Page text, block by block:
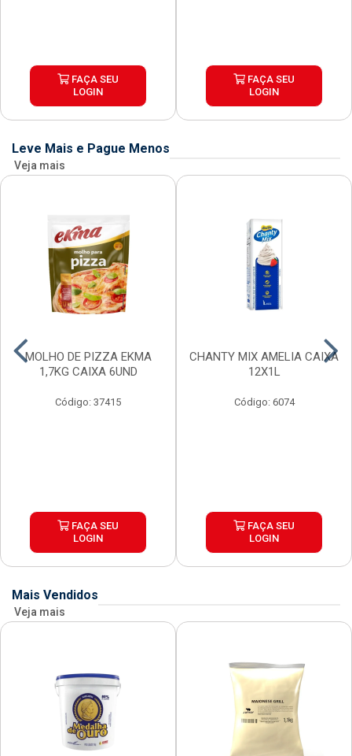
FAÇA SEU
LOGIN
FAÇA SEU
LOGIN
Leve Mais e Pague Menos
Veja mais
MOLHO DE PIZZA EKMA
1,7KG CAIXA 6UND
Código: 37415
FAÇA SEU
LOGIN
CHANTY MIX AMELIA CAIXA
12X1L
Código: 6074
FAÇA SEU
LOGIN
Mais Vendidos
Veja mais